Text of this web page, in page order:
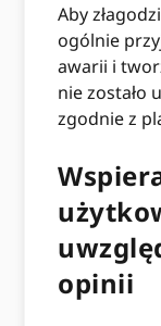
Aby
ogólnie
awarii i
nie zostało
zgodnie z
opinii